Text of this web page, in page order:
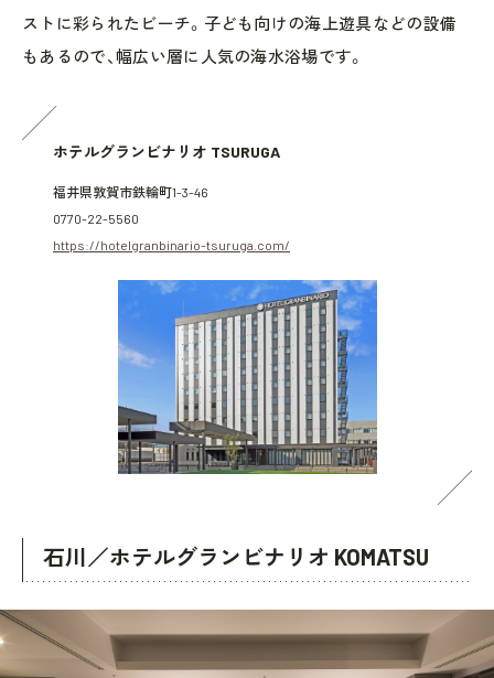
ストに彩られたビーチ。子ども向けの海上遊具などの設備
もあるので、幅広い層に人気の海水浴場です。
ホテルグランビナリオ TSURUGA
福井県敦賀市鉄輪町1-3-46
0770-22-5560
https://hotelgranbinario-tsuruga.com/
石川／ホテルグランビナリオ KOMATSU